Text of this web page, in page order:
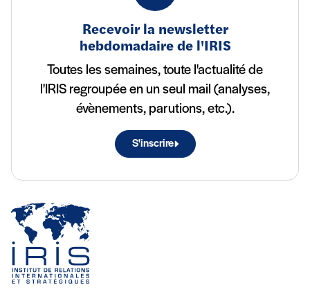
Recevoir la newsletter
hebdomadaire de l'IRIS
Toutes les semaines, toute l'actualité de
l'IRIS regroupée en un seul mail (analyses,
évènements, parutions, etc.).
S'inscrire